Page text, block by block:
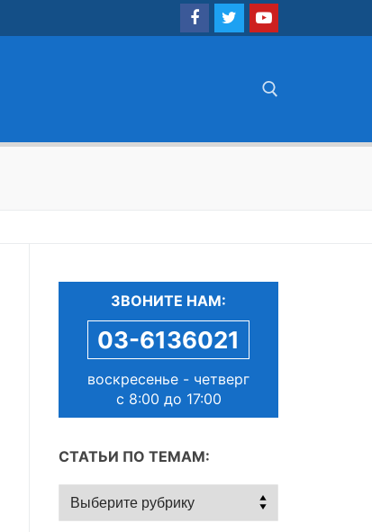
ЗВОНИТЕ НАМ:
03-6136021
воскресенье - четверг
с 8:00 до 17:00
СТАТЬИ ПО ТЕМАМ:
Статьи
по